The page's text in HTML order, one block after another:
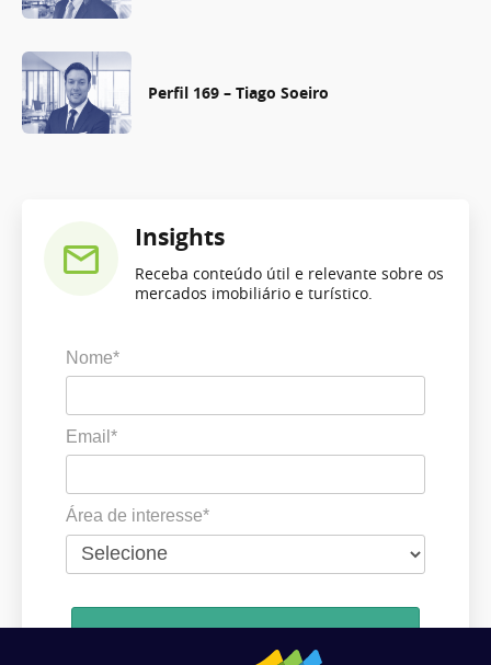
Perfil 169 – Tiago Soeiro
Insights
Receba conteúdo útil e relevante sobre os
mercados imobiliário e turístico.
Nome*
Email*
Área de interesse*